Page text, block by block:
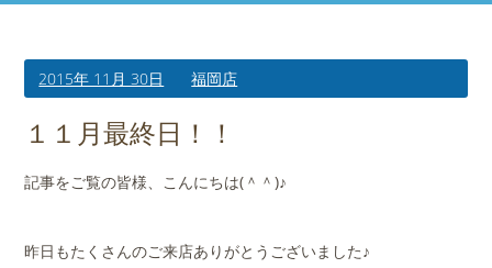
買取査定のご案内
店舗案内
会社概要
2015年 11月 30日 福岡店
１１月最終日！！
記事をご覧の皆様、こんにちは(＾＾)♪
昨日もたくさんのご来店ありがとうございました♪